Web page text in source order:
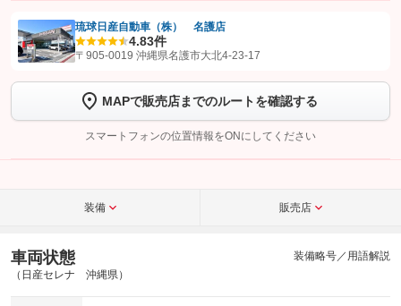
【STEP1】認証画面でグーネットを友だち追加してから「許可する」ボタンを押
トーク画面で
ボタンをタップして問い合わせを
完了してください。
こちら
琉球日産自動車（株） 名護店
4.83件
〒905-0019 沖縄県名護市大北4-23-17
MAPで販売店までのルートを確認する
スマートフォンの位置情報をONにしてください
装備 販売店
車両状態
（日産セレナ 沖縄県）
装備略号／用語解説